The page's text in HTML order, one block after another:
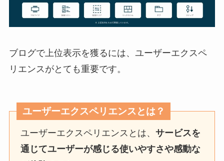
ブログで上位表示を獲るには、ユーザーエクスペ
リエンスがとても重要です。
ユーザーエクスペリエンスとは？
ユーザーエクスペリエンスとは、サービスを
通じてユーザーが感じる使いやすさや感動な